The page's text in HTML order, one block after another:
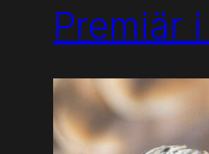
Premiär